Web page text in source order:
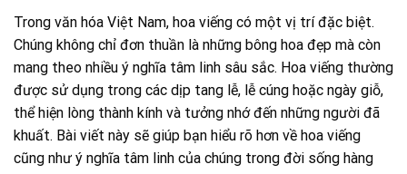
Trong văn hóa Việt Nam, hoa viếng có một vị trí đặc biệt.
Chúng không chỉ đơn thuần là những bông hoa đẹp mà còn
mang theo nhiều ý nghĩa tâm linh sâu sắc. Hoa viếng thường
được sử dụng trong các dịp tang lễ, lễ cúng hoặc ngày giỗ,
thể hiện lòng thành kính và tưởng nhớ đến những người đã
khuất. Bài viết này sẽ giúp bạn hiểu rõ hơn về hoa viếng
cũng như ý nghĩa tâm linh của chúng trong đời sống hàng